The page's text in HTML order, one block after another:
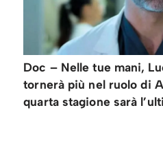
Doc – Nelle tue mani,
tornerà più nel ruolo di
quarta stagione sarà